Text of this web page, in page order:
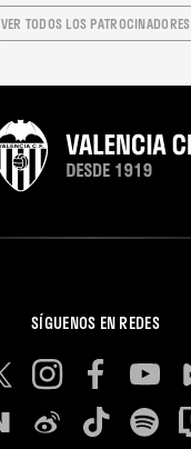
VER TODOS LOS PATROCINADORES
SÍGUENOS EN REDES